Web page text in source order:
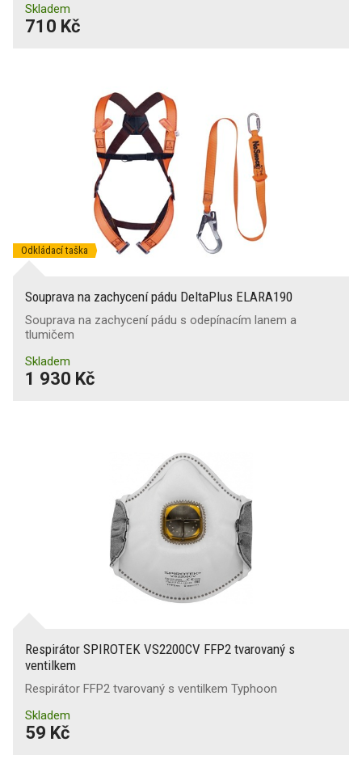
Skladem
710 Kč
Odkládací taška
Souprava na zachycení pádu DeltaPlus ELARA190
Souprava na zachycení pádu s odepínacím lanem a
tlumičem
Skladem
1 930 Kč
Respirátor SPIROTEK VS2200CV FFP2 tvarovaný s
ventilkem
Respirátor FFP2 tvarovaný s ventilkem Typhoon
Skladem
59 Kč